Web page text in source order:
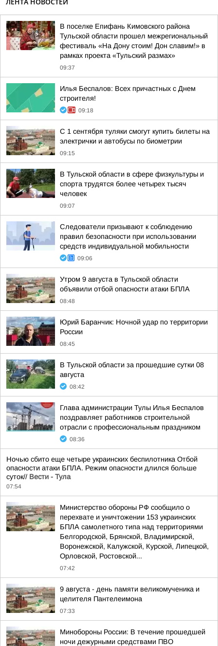
В поселке Епифань Кимовского района
Тульской области прошел межрегиональный
фестиваль «На Дону стоим! Дон славим!» в
рамках проекта «Тульский размах»
09:37
Илья Беспалов: Всех причастных с Днем
строителя!
09:18
С 1 сентября туляки смогут купить билеты на
электрички и автобусы по биометрии
09:15
В Тульской области в сфере физкультуры и
спорта трудятся более четырех тысяч
человек
09:07
Следователи призывают к соблюдению
правил безопасности при использовании
средств индивидуальной мобильности
09:06
Утром 9 августа в Тульской области
объявили отбой опасности атаки БПЛА
08:48
Юрий Баранчик: Ночной удар по территории
России
08:45
В Тульской области за прошедшие сутки 08
августа
08:42
Глава администрации Тулы Илья Беспалов
поздравляет работников строительной
отрасли с профессиональным праздником
08:36
Ночью сбито еще четыре украинских беспилотника Отбой
опасности атаки БПЛА. Режим опасности длился больше
суток// Вести - Тула
07:54
Министерство обороны РФ сообщило о
перехвате и уничтожении 153 украинских
БПЛА самолетного типа над территориями
Белгородской, Брянской, Владимирской,
Воронежской, Калужской, Курской, Липецкой,
Орловской, Ростовской...
07:42
9 августа - день памяти великомученика и
целителя Пантелеимона
07:33
Минобороны России: В течение прошедшей
ночи дежурными средствами ПВО